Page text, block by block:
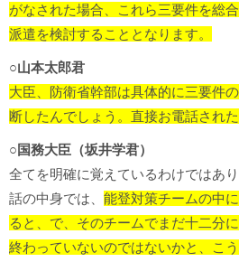
がなされた場合、これら三要件を総
派遣を検討することとなります。
○山本太郎君
大臣、防衛省幹部は具体的に三要件
断したんでしょう。直接お電話され
○国務大臣（坂井学君）
全てを明確に覚えているわけではあ
話の中身では、 能登対策チームの中
ると、で、そのチームでまだ十二分
終わっていないのではないかと、こ